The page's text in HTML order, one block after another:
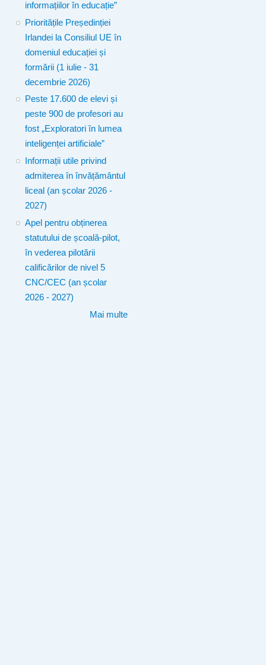
informațiilor în educație”
Prioritățile Președinției
Irlandei la Consiliul UE în
domeniul educației și
formării (1 iulie - 31
decembrie 2026)
Peste 17.600 de elevi și
peste 900 de profesori au
fost „Exploratori în lumea
inteligenței artificiale”
Informații utile privind
admiterea în învățământul
liceal (an școlar 2026 -
2027)
Apel pentru obținerea
statutului de școală-pilot,
în vederea pilotării
calificărilor de nivel 5
CNC/CEC (an școlar
2026 - 2027)
Mai multe